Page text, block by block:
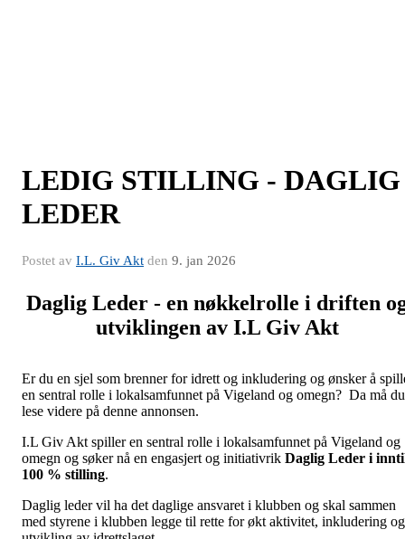
LEDIG STILLING - DAGLIG
LEDER
Postet av I.L. Giv Akt den 9. jan 2026
Daglig Leder - en nøkkelrolle i driften
utviklingen av I.L Giv Akt
Er du en sjel som brenner for idrett og inkludering og ønsker å
en sentral rolle i lokalsamfunnet på Vigeland og omegn? Da må du
lese videre på denne annonsen.
I.L Giv Akt spiller en sentral rolle i lokalsamfunnet på Vigeland og
omegn og søker nå en engasjert og initiativrik Daglig Leder i
100 % stilling.
Daglig leder vil ha det daglige ansvaret i klubben og skal sammen
med styrene i klubben legge til rette for økt aktivitet, inkludering og